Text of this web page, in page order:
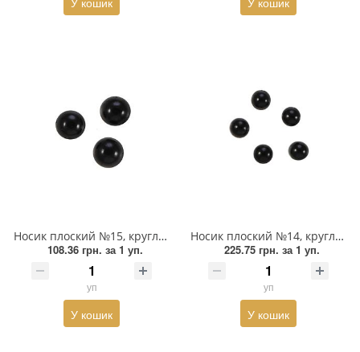
Ланцюги метал
Шнурки Гумові
Шнур
Носик плоский №15, круглий 8мм чорний, 1тис.шт
108.36 грн. за 1 уп.
уп
У кошик
Носик плоский №14, круглий 4мм чорний, 1тис.шт
225.75 грн. за 1 уп.
уп
У кошик